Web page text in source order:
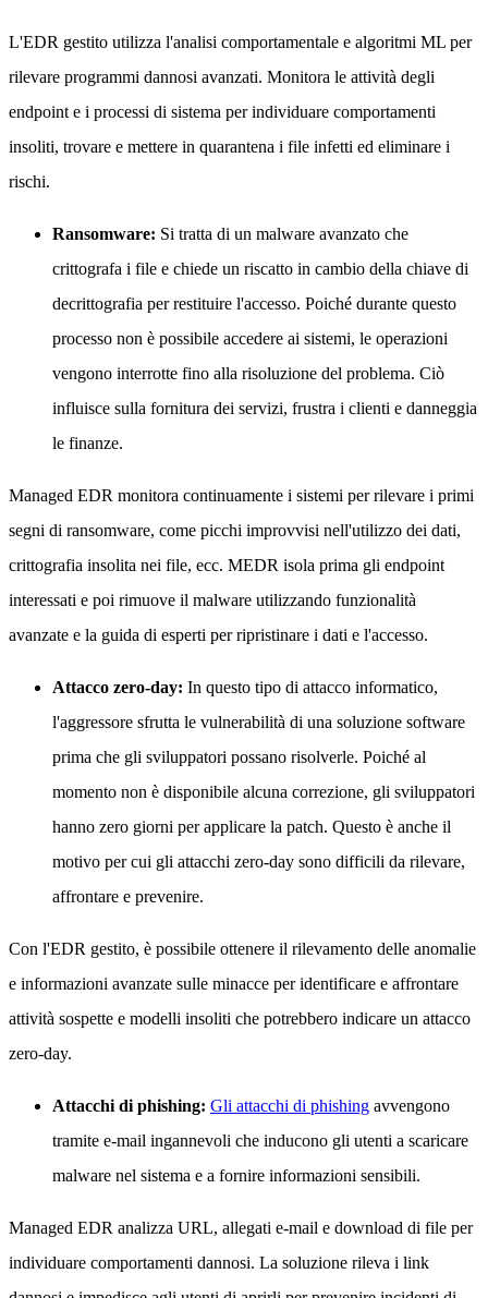
L'EDR gestito utilizza l'analisi comportamentale e algoritmi ML per
rilevare programmi dannosi avanzati. Monitora le attività degli
endpoint e i processi di sistema per individuare comportamenti
insoliti, trovare e mettere in quarantena i file infetti ed eliminare i
rischi.
Ransomware: Si tratta di un malware avanzato che
crittografa i file e chiede un riscatto in cambio della chiave di
decrittografia per restituire l'accesso. Poiché durante questo
processo non è possibile accedere ai sistemi, le operazioni
vengono interrotte fino alla risoluzione del problema. Ciò
influisce sulla fornitura dei servizi, frustra i clienti e danneggia
le finanze.
Managed EDR monitora continuamente i sistemi per rilevare i primi
segni di ransomware, come picchi improvvisi nell'utilizzo dei dati,
crittografia insolita nei file, ecc. MEDR isola prima gli endpoint
interessati e poi rimuove il malware utilizzando funzionalità
avanzate e la guida di esperti per ripristinare i dati e l'accesso.
Attacco zero-day: In questo tipo di attacco informatico,
l'aggressore sfrutta le vulnerabilità di una soluzione software
prima che gli sviluppatori possano risolverle. Poiché al
momento non è disponibile alcuna correzione, gli sviluppatori
hanno zero giorni per applicare la patch. Questo è anche il
motivo per cui gli attacchi zero-day sono difficili da rilevare,
affrontare e prevenire.
Con l'EDR gestito, è possibile ottenere il rilevamento delle anomalie
e informazioni avanzate sulle minacce per identificare e affrontare
attività sospette e modelli insoliti che potrebbero indicare un attacco
zero-day.
Attacchi di phishing: Gli attacchi di phishing avvengono
tramite e-mail ingannevoli che inducono gli utenti a scaricare
malware nel sistema e a fornire informazioni sensibili.
Managed EDR analizza URL, allegati e-mail e download di file per
individuare comportamenti dannosi. La soluzione rileva i link